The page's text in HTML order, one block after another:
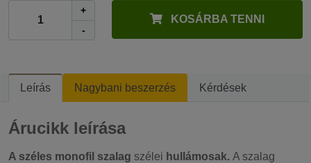
+
-
KOSÁRBA TENNI
Leírás Nagybani beszerzés Kérdések
Árucikk leírása
A széles monofil szalag szélei hullámosak. A szalag